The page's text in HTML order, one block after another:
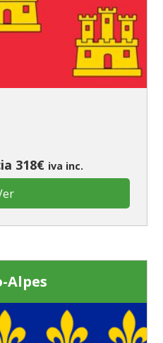
318€ iva inc.
Alpes